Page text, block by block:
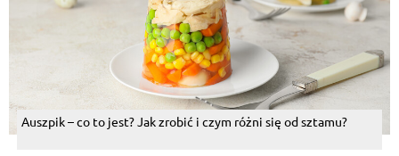
Auszpik – co to jest? Jak zrobić i czym różni się od sztamu?